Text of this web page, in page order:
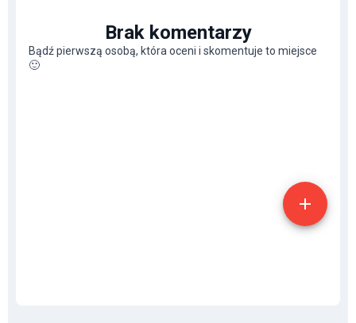
Brak komentarzy
Bądź pierwszą osobą, która oceni i skomentuje to miejsce
🙂